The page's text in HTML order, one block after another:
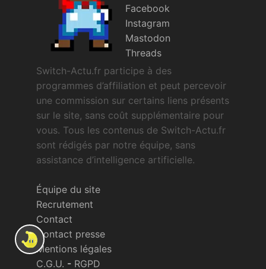
Facebook
Instagram
Mastodon
Threads
Switch-Actu.fr participe à des
programmes d’affiliation et peut percevoir
une commission sur certains liens présents
sur le site, sans coût supplémentaire pour
vous. Tous les contenus de Switch-Actu.fr
sont rédigés par notre équipe, sans
assistance d’intelligence artificielle.
Équipe du site
Recrutement
Contact
Contact presse
Mentions légales
C.G.U. - RGPD